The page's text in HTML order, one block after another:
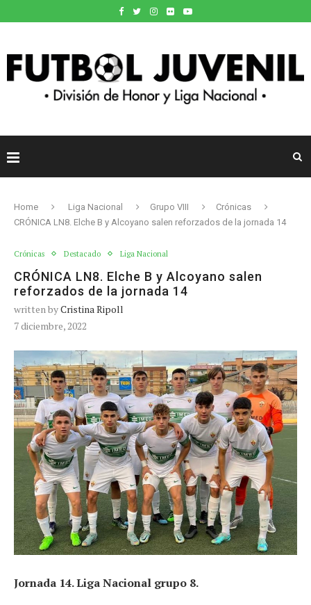
Home Liga Nacional Grupo VIII
Crónicas
CRÓNICA LN8. Elche B y Alcoyano salen reforzados de la jornada 14
Crónicas Destacado Liga Nacional
CRÓNICA LN8. Elche B y Alcoyano salen
reforzados de la jornada 14
written byCristina Ripoll
7 diciembre, 2022
Jornada 14. Liga Nacional grupo 8.